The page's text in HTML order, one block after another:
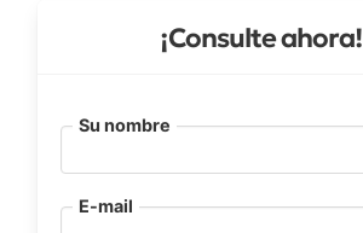
¡Consulte ahora!
Su nombre
E-mail